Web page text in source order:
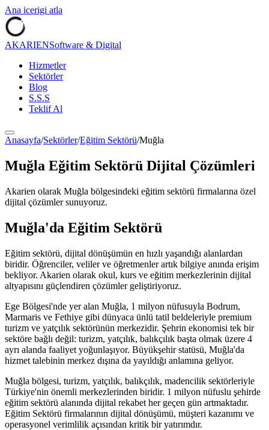
Ana icerigi atla
AKARIENSoftware & Digital
Hizmetler
Sektörler
Blog
S.S.S
Teklif Al
Anasayfa/Sektörler/Eğitim Sektörü/Muğla
Muğla Eğitim Sektörü Dijital Çözümleri
Akarien olarak Muğla bölgesindeki eğitim sektörü firmalarına özel
dijital çözümler sunuyoruz.
Muğla'da Eğitim Sektörü
Eğitim sektörü, dijital dönüşümün en hızlı yaşandığı alanlardan
biridir. Öğrenciler, veliler ve öğretmenler artık bilgiye anında erişim
bekliyor. Akarien olarak okul, kurs ve eğitim merkezlerinin dijital
altyapısını güçlendiren çözümler geliştiriyoruz.
Ege Bölgesi'nde yer alan Muğla, 1 milyon nüfusuyla Bodrum,
Marmaris ve Fethiye gibi dünyaca ünlü tatil beldeleriyle premium
turizm ve yatçılık sektörünün merkezidir. Şehrin ekonomisi tek bir
sektöre bağlı değil: turizm, yatçılık, balıkçılık başta olmak üzere 4
ayrı alanda faaliyet yoğunlaşıyor. Büyükşehir statüsü, Muğla'da
hizmet talebinin merkez dışına da yayıldığı anlamına geliyor.
Muğla bölgesi, turizm, yatçılık, balıkçılık, madencilik sektörleriyle
Türkiye'nin önemli merkezlerinden biridir. 1 milyon nüfuslu şehirde
eğitim sektörü alanında dijital rekabet her geçen gün artmaktadır.
Eğitim Sektörü firmalarının dijital dönüşümü, müşteri kazanımı ve
operasyonel verimlilik açısından kritik bir yatırımdır.